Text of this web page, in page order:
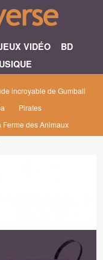
VIDÉO
BD
incroyable de Gumball
Pirates
Ferme des Animaux